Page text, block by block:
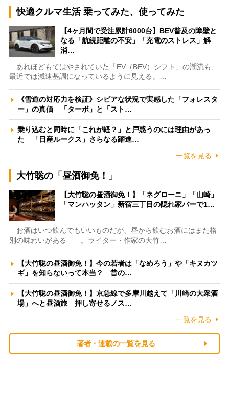
快適クルマ生活 乗ってみた、使ってみた
【4ヶ月間で受注累計6000台】BEV普及の障壁と
なる「航続距離の不安」「充電のストレス」解
消…
あれほどもてはやされていた「EV（BEV）シフト」の潮流も、
最近では減速基調になっているように見える。…
《雪道の対応力を検証》シビアな状況で実感した「フォレスタ
ー」の真価 「ターボ」と「スト…
乗り込むと同時に「これが軽？」と戸惑うのには理由があっ
た 「日産ルークス」さらなる躍進…
一覧を見る
大竹聡の「昼酒御免！」
【大竹聡の昼酒御免！】「ネグローニ」「山崎」
「マンハッタン」新宿三丁目の隠れ家バーで1…
お酒はいつ飲んでもいいものだが、昼から飲むお酒にはまた格
別の味わいがある――。ライター・作家の大竹…
【大竹聡の昼酒御免！】今の若者は「なめろう」や「キヌカツ
ギ」を知らないって本当？ 昔の…
【大竹聡の昼酒御免！】京急線で多摩川越えて「川崎の大衆酒
場」へと昼酒旅 押し寄せるノス…
一覧を見る
著者・連載の一覧を見る